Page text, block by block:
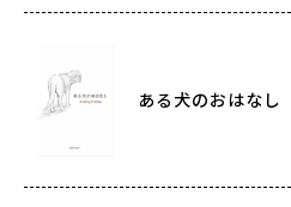
ある犬のおはなし